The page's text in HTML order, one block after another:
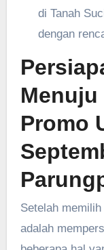
di Tanah
dengan
Promo
Setelah
adalah